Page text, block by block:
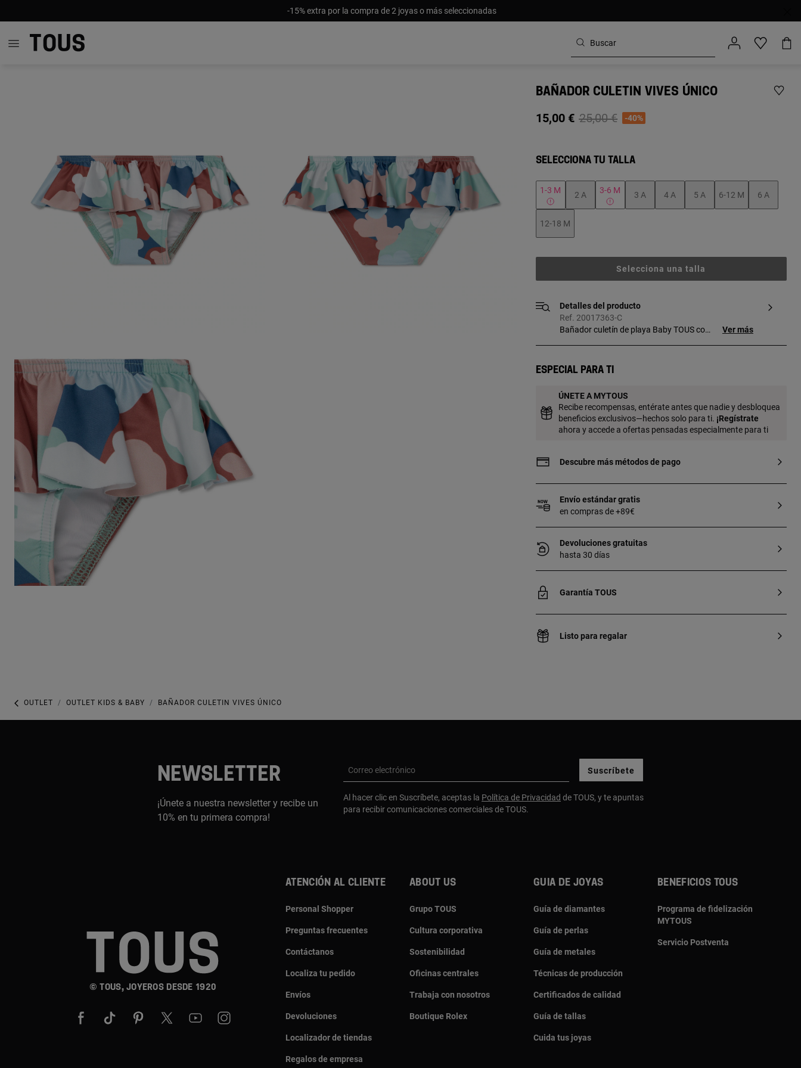
-15% extra por la compra de 2 joyas o más seleccionadas
BAÑADOR CULETIN VIVES ÚNICO
15,00 € Price reduced from
25,00 €to-40%
SELECCIONA TU TALLA
1-3 M 2 A 3-6 M 3 A 4 A 5 A 6-12 M 6 A
12-18 M
Selecciona una talla
Detalles del producto
Ref. 20017363-C
Bañador culetín de playa Baby TOUS con
COMPOSICIÓN: 80%Poliéster
UE.
Ver más
Especial para ti
ÚNETE A MYTOUS
Recibe recompensas, entérate antes que nadie y desbloquea
beneficios exclusivos—hechos solo para ti. ¡Regístrate
ahora y accede a ofertas pensadas especialmente para ti
Descubre más métodos de pago
Envío estándar gratis
en compras de +89€
Devoluciones gratuitas
hasta 30 días
Garantía TOUS
Listo para regalar
OUTLET OUTLET KIDS & BABY BAÑADOR CULETIN VIVES ÚNICO
NEWSLETTER
¡Únete a nuestra newsletter y recibe un
10% en tu primera compra!
Correo electrónico Suscríbete
Al hacer clic en Suscríbete, aceptas la Política de Privacidad de TOUS, y te apuntas
para recibir comunicaciones comerciales de TOUS.
© TOUS, JOYEROS DESDE 1920
Atención al cliente
Personal Shopper
Preguntas frecuentes
Contáctanos
Localiza tu pedido
Envíos
Devoluciones
Localizador de tiendas
Regalos de empresa
About us
Grupo TOUS
Cultura corporativa
Sostenibilidad
Oficinas centrales
Trabaja con nosotros
Boutique Rolex
Guia de joyas
Guía de diamantes
Guía de perlas
Guía de metales
Técnicas de producción
Certificados de calidad
Guía de tallas
Cuida tus joyas
Beneficios TOUS
Programa de fidelización
MYTOUS
Servicio Postventa